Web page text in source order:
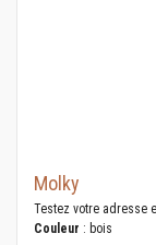
Molky
Testez votre adresse
Couleur : bois